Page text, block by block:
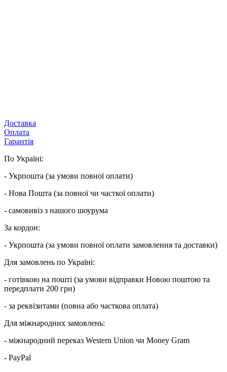
Доставка
Оплата
Гарантія
По Україні:
- Укрпошта (за умови повної оплати)
- Нова Пошта (за повної чи часткої оплати)
- самовивіз з нашого шоурума
За кордон:
- Укрпошта (за умови повної оплати замовлення та доставки)
Для замовлень по Україні:
- готівкою на пошті (за умови відправки Новою поштою та
передплати 200 грн)
- за реквізитами (повна або часткова оплата)
Для міжнародних замовлень:
- міжнародний переказ Western Union чи Money Gram
- PayPal